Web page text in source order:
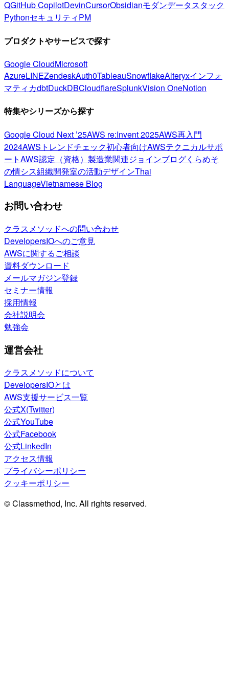
QGitHub CopilotDevinCursorObsidianモダンデータスタック
PythonセキュリティPM
プロダクトやサービスで探す
Google CloudMicrosoft
AzureLINEZendeskAuth0TableauSnowflakeAlteryxインフォ
マティカdbtDuckDBCloudflareSplunkVision OneNotion
特集やシリーズから探す
Google Cloud Next ’25AWS re:Invent 2025AWS再入門
2024AWSトレンドチェック初心者向けAWSテクニカルサポ
ートAWS認定（資格） 製造業関連ジョインブログくらめそ
の情シス組織開発室の活動デザインThai
LanguageVietnamese Blog
お問い合わせ
クラスメソッドへの問い合わせ
DevelopersIOへのご意見
AWSに関するご相談
資料ダウンロード
メールマガジン登録
セミナー情報
採用情報
会社説明会
勉強会
運営会社
クラスメソッドについて
DevelopersIOとは
AWS支援サービス一覧
公式X(Twitter)
公式YouTube
公式Facebook
公式LinkedIn
アクセス情報
プライバシーポリシー
クッキーポリシー
© Classmethod, Inc. All rights reserved.